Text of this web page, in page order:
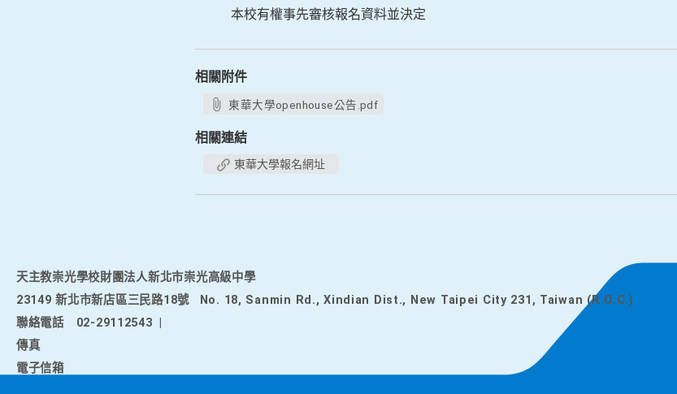
本校有權事先審核報名資料並決定
相關附件
東華大學openhouse公告.pdf
相關連結
東華大學報名網址
天主教崇光學校財團法人新北市崇光高級中學
23149 新北市新店區三民路18號
No. 18, Sanmin Rd., Xindian Dist., New Taipei City 231, Taiwan (R.O.C.)
聯絡電話
02-29112543
傳真
電子信箱